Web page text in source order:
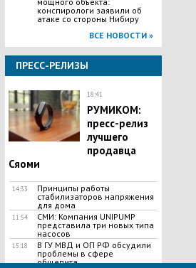
конспирологи заявили об
атаке со стороны Нибиру
ВСЕ НОВОСТИ »
ПРЕСС-РЕЛИЗЫ
18:41
РУМИКОМ:
пресс-релиз
лучшего
продавца
Сяоми
14:33
Принципы работы
стабилизаторов напряжения
для дома
11:54
СМИ: Компания UNIPUMP
представила три новых типа
насосов
15:18
В ГУ МВД и ОП РФ обсудили
проблемы в сфере
общепита